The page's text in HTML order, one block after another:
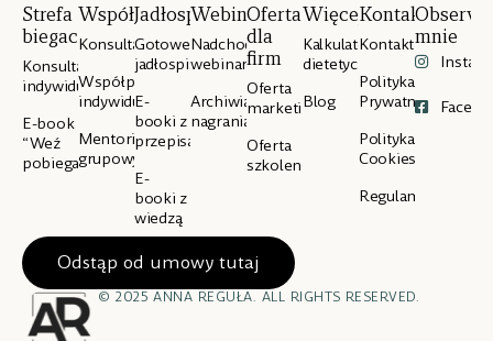
Strefa
biegacza
Konsultacje
indywidualne
E-book
“Weź
pobiegaj”
Współpraca
Konsultacje
Współpraca
indywidualna
Mentoring
grupowy
Jadłospisy
Gotowe
jadłospisy
E-
booki z
przepisami
E-
booki z
wiedzą
Webinary
Nadchodzące
webinary
Archiwialne
nagrania
Oferta
dla
firm
Oferta
marketingowa
Oferta
szkoleniowa
Więcej
Kalkulator
dietetyczny
Blog
Kontakt
Kontakt
Polityka
Prywatności
Polityka
Cookies
Regulamin
mnie
Odstąp od umowy tutaj
© 2025 ANNA REGUŁA. ALL RIGHTS RESERVED.